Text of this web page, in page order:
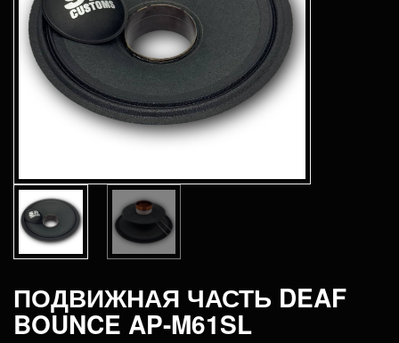
ПОДВИЖНАЯ ЧАСТЬ DEAF
BOUNCE AP-M61SL